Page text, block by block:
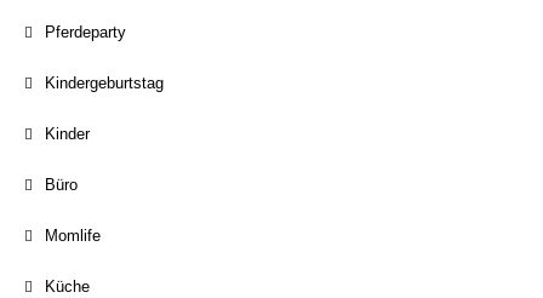
Pferdeparty
Kindergeburtstag
Kinder
Büro
Momlife
Küche